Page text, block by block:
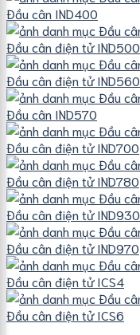
Đầu cân IND400
Đầu cân điện tử IND500
Đầu cân điện tử IND560
Đầu cân IND570
Đầu cân điện tử IND700
Đầu cân điện tử IND780
Đầu cân điện tử IND930
Đầu cân điện tử IND970
Đầu cân điện tử ICS4
Đầu cân điện tử ICS6